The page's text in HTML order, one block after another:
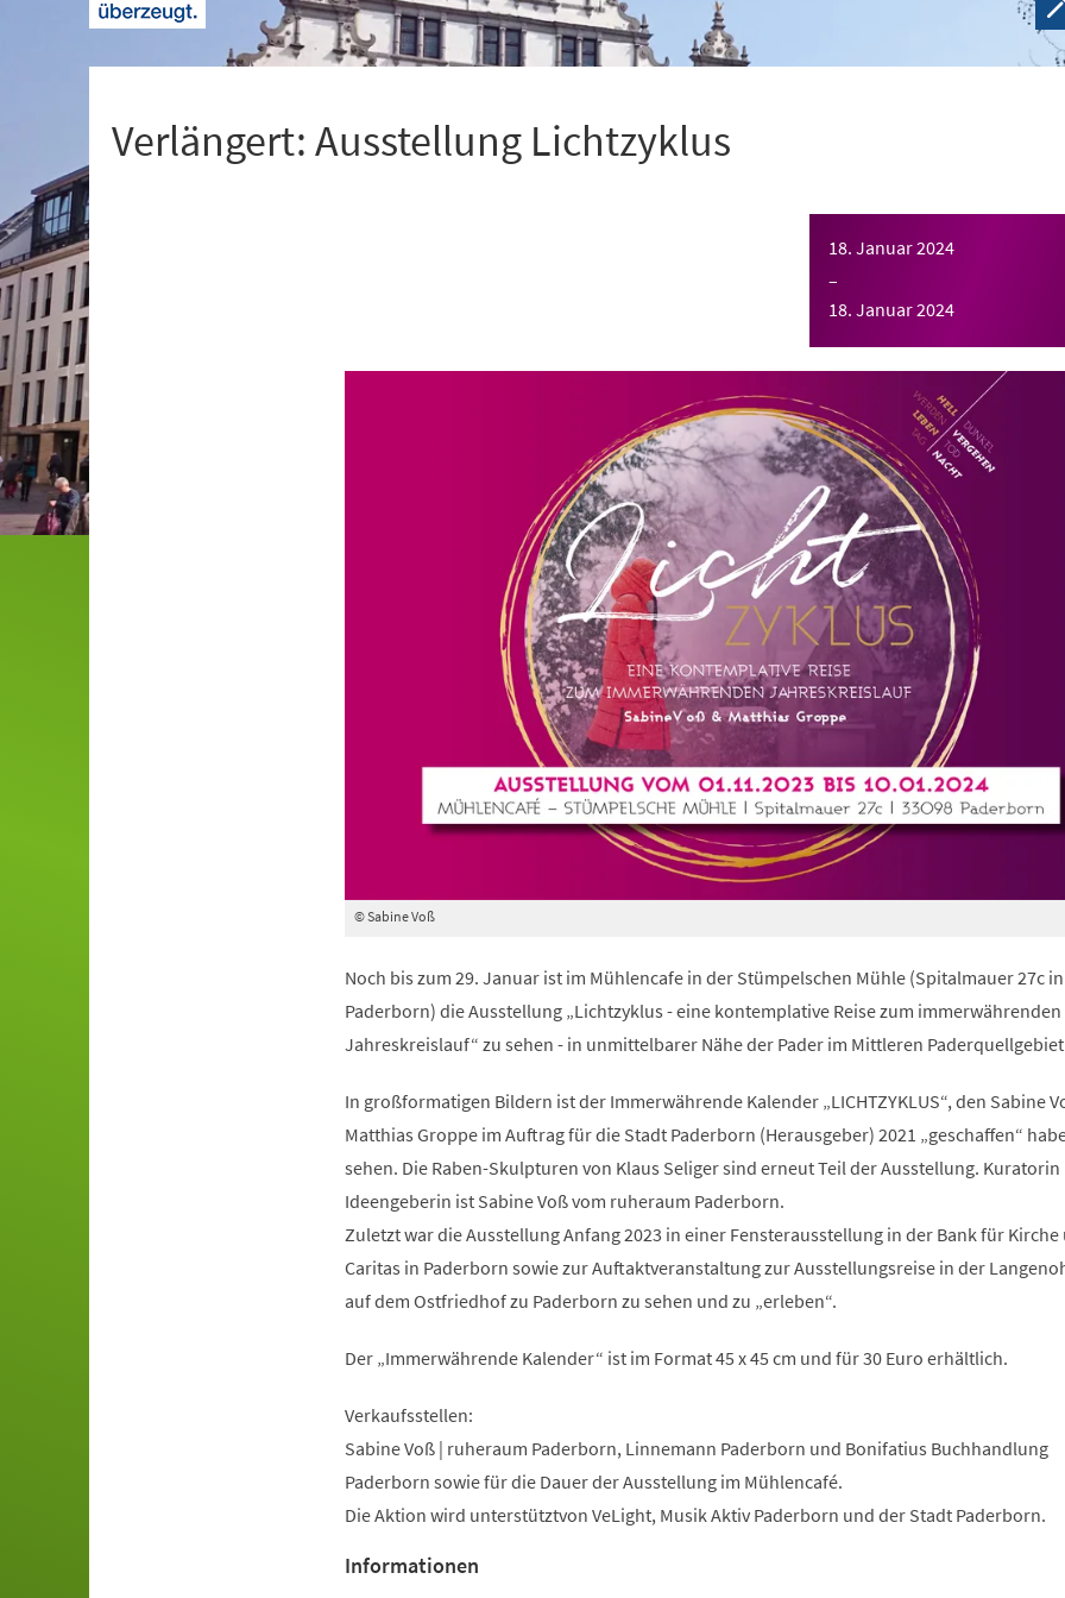
Verlängert: Ausstellung Lichtzyklus
18. Januar 2024
–
18. Januar 2024
© Sabine Voß
Noch bis zum 29. Januar ist im Mühlencafe in der Stümpelschen Mühle (Spitalmauer 27c in
Paderborn) die Ausstellung „Lichtzyklus - eine kontemplative Reise zum immerwährenden
Jahreskreislauf“ zu sehen - in unmittelbarer Nähe der Pader im Mittleren
In großformatigen Bildern ist der Immerwährende Kalender „LICHTZYKLUS“, den Sabine
Matthias Groppe im Auftrag für die Stadt Paderborn (Herausgeber) 2021 „geschaffen“
sehen. Die Raben-Skulpturen von Klaus Seliger sind erneut Teil der Ausstellung.
Ideengeberin ist Sabine Voß vom ruheraum Paderborn.
Zuletzt war die Ausstellung Anfang 2023 in einer Fensterausstellung in der Bank für Kirche
Caritas in Paderborn sowie zur Auftaktveranstaltung zur Ausstellungsreise in der
auf dem Ostfriedhof zu Paderborn zu sehen und zu „erleben“.
Der „Immerwährende Kalender“ ist im Format 45 x 45 cm und für 30 Euro erhältlich.
Verkaufsstellen:
Sabine Voß | ruheraum Paderborn, Linnemann Paderborn und Bonifatius Buchhandlung
Paderborn sowie für die Dauer der Ausstellung im Mühlencafé.
Die Aktion wird unterstütztvon VeLight, Musik Aktiv Paderborn und der Stadt Paderborn.
Informationen